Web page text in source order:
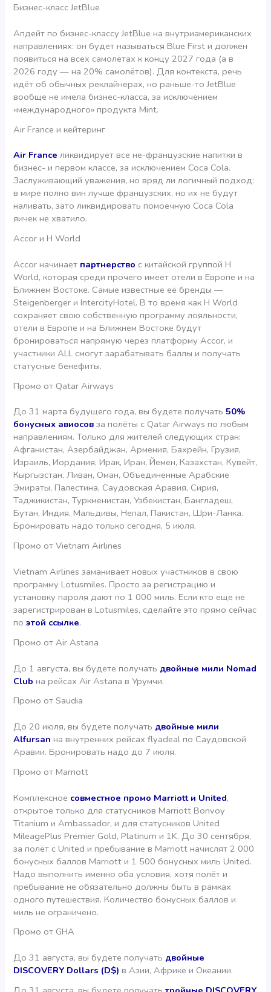
Бизнес-класс JetBlue
Апдейт по бизнес-классу JetBlue на внутриамериканских
направлениях: он будет называться Blue First и должен
появиться на всех самолётах к концу 2027 года (а в
2026 году — на 20% самолётов). Для контекста, речь
идёт об обычных реклайнерах, но раньше-то JetBlue
вообще не имела бизнес-класса, за исключением
«международного» продукта Mint.
Air France и кейтеринг
Air France ликвидирует все не-французские напитки в
бизнес- и первом классе, за исключением Coca Cola.
Заслуживающий уважения, но вряд ли логичный подход:
в мире полно вин лучше французских, но их не будут
наливать, зато ликвидировать помоечную Coca Cola
яичек не хватило.
Accor и H World
Accor начинает партнерство с китайской группой H
World, которая среди прочего имеет отели в Европе и на
Ближнем Востоке. Самые известные её бренды —
Steigenberger и IntercityHotel. В то время как H World
сохраняет свою собственную программу лояльности,
отели в Европе и на Ближнем Востоке будут
бронироваться напрямую через платформу Accor, и
участники ALL смогут зарабатывать баллы и получать
статусные бенефиты.
Промо от Qatar Airways
До 31 марта будущего года, вы будете получать50%
бонусных авиосов за полёты с Qatar Airways по любым
направлениям. Только для жителей следующих стран:
Афганистан, Азербайджан, Армения, Бахрейн, Грузия,
Израиль, Иордания, Ирак, Иран, Йемен, Казахстан, Кувейт,
Кыргызстан, Ливан, Оман, Объединенные Арабские
Эмираты, Палестина, Саудовская Аравия, Сирия,
Таджикистан, Туркменистан, Узбекистан, Бангладеш,
Бутан, Индия, Мальдивы, Непал, Пакистан, Шри-Ланка.
Бронировать надо только сегодня, 5 июля.
Промо от Vietnam Airlines
Vietnam Airlines заманивает новых участников в свою
программу Lotusmiles. Просто за регистрацию и
установку пароля дают по 1 000 миль. Если кто еще не
зарегистрирован в Lotusmiles, сделайте это прямо сейчас
поэтой ссылке.
Промо от Air Astana
До 1 августа, вы будете получать двойные мили Nomad
Clubна рейсах Air Astana в Урумчи.
Промо от Saudia
До 20 июля, вы будете получать двойные мили
Alfursanна внутренних рейсах flyadeal по Саудовской
Аравии. Бронировать надо до 7 июля.
Промо от Marriott
Комплексное совместное промо Marriott и United,
открытое только для статусников Marriott Bonvoy
Titanium и Ambassador, и для статусников United
MileagePlus Premier Gold, Platinum и 1K. До 30 сентября,
за полёт с United и пребывание в Marriott начислят 2 000
бонусных баллов Marriott и 1 500 бонусных миль United.
Надо выполнить именно оба условия, хотя полёт и
пребывание не обязательно должны быть в рамках
одного путешествия. Количество бонусных баллов и
миль не ограничено.
Промо от GHA
До 31 августа, вы будете получать двойные
DISCOVERY Dollars (D$)в Азии, Африке и Океании.